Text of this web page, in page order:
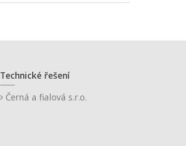
Technické řešení
Černá a fialová s.r.o.